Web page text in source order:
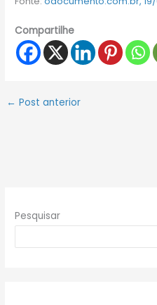
Compartilhe
← Post anterior
Pesquisar